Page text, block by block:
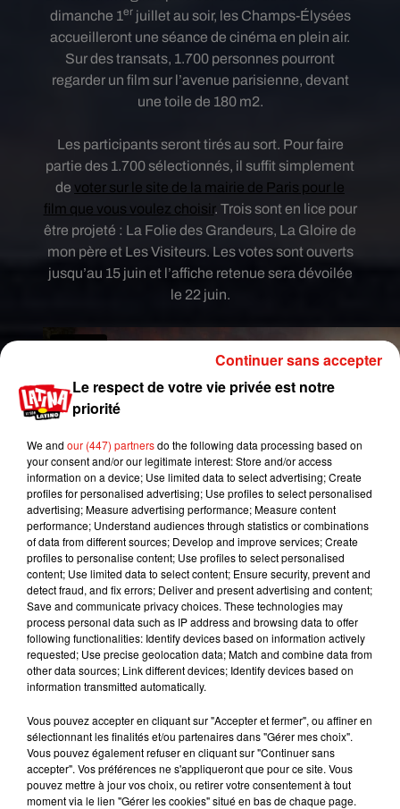
Publié : 6 juin 2018 à 12h01 par Virgil Bauchaud
dimanche 1erjuillet au soir, les Champs-Élysées
accueilleront une séance de cinéma en plein air.
Sur des transats, 1.700 personnes pourront
regarder un film sur l’avenue parisienne, devant
une toile de 180 m2.
Les participants seront tirés au sort. Pour faire
partie des 1.700 sélectionnés, il suffit simplement
de voter sur le site de la mairie de Paris pour le
film que vous voulez choisir. Trois sont en lice pour
être projeté : La Folie des Grandeurs, La Gloire de
mon père et Les Visiteurs. Les votes sont ouverts
jusqu’au 15 juin et l’affiche retenue sera dévoilée
le 22 juin.
Mundo Latino
Karol G dévoile la tracklist de
son nouvel album… avec des
invités...
Le respect de votre vie privée est notre
priorité
We and our (447) partnersdo the following data processing based on
your consent and/or our legitimate interest: Store and/or access
information on a device; Use limited data to select advertising; Create
profiles for personalised advertising; Use profiles to select personalised
advertising; Measure advertising performance; Measure content
performance; Understand audiences through statistics or combinations
of data from different sources; Develop and improve services; Create
profiles to personalise content; Use profiles to select personalised
content; Use limited data to select content; Ensure security, prevent and
detect fraud, and fix errors; Deliver and present advertising and content;
Save and communicate privacy choices. These technologies may
process personal data such as IP address and browsing data to offer
following functionalities: Identify devices based on information actively
requested; Use precise geolocation data; Match and combine data from
other data sources; Link different devices; Identify devices based on
information transmitted automatically.
Vous pouvez accepter en cliquant sur "Accepter et fermer", ou affiner en
sélectionnant les finalités et/ou partenaires dans "Gérer mes choix".
Vous pouvez également refuser en cliquant sur "Continuer sans
accepter". Vos préférences ne s'appliqueront que pour ce site. Vous
pouvez mettre à jour vos choix, ou retirer votre consentement à tout
moment via le lien "Gérer les cookies" situé en bas de chaque page.
Continuer sans accepter